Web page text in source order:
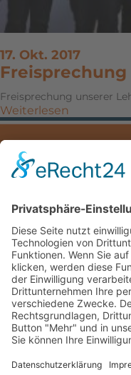
17. Okt. 2017
Freisprechung unserer
Weiterlesen
IMPRESSUM
Hauptstraße 5
83324 Ruhpolding
Deutschland /Germany
Telefon: +49(0)8663/53-0
Fax: +49(0)8663/53-40
E-mail:info@mayer-
©Mayer Hoch- u. Tiefbau